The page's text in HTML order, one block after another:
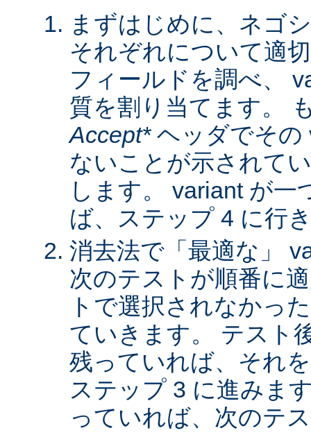
まずはじめに、ネゴ
それぞれについて適
フィールドを調べ、
質を割り当てます。
Accept*ヘッダでその
ないことが示されて
します。 variant が
ば、ステップ 4 に行
消去法で「最適な」
次のテストが順番に
トで選択されなかっ
ていきます。 テスト
残っていれば、それ
ステップ 3 に進みま
っていれば、次のテ